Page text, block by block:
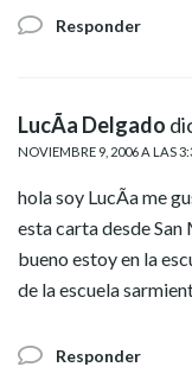
Responder
LucÃ­a Delgado
NOVIEMBRE 9, 2006 A LAS
hola soy LucÃ­a me
esta carta desde
bueno estoy en la
de la escuela
Responder